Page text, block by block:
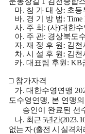
마. 참 가 대 상: 초등
바. 경 기 방 법: Time
사. 주 최 : (사)대한수
아. 주 관: 경상북도
자. 재 정 후 원 : 김천
차. 시 설 후 원 : 김천
카. 대표팀 후원 : KB
□ 참가자격
가. 대한수영연맹
도수영연맹, 본 연맹의
승인이 완료된 선
나. 최근 5년간(2023.
없는 자(출전 시 실격처